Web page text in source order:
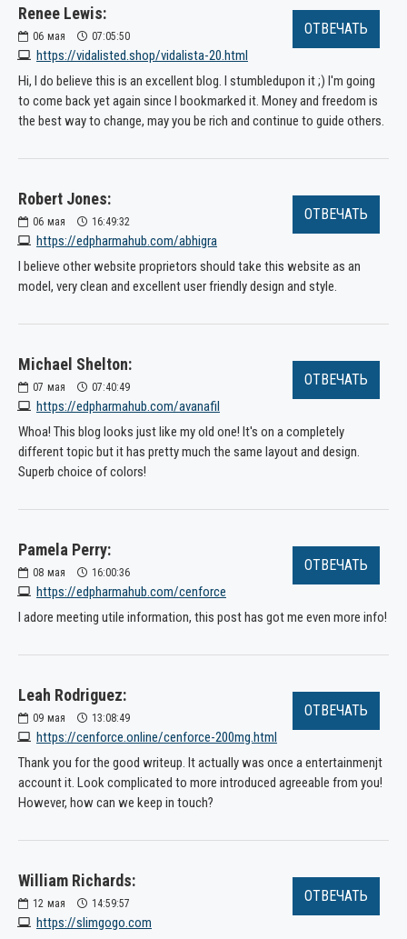
Renee Lewis:
06 мая 07:05:50
https://vidalisted.shop/vidalista-20.html
ОТВЕЧАТЬ
Hi, I do believe this is an excellent blog. I stumbledupon it ;) I'm going
to come back yet again since I bookmarked it. Money and freedom is
the best way to change, may you be rich and continue to guide others.
Robert Jones:
06 мая 16:49:32
https://edpharmahub.com/abhigra
ОТВЕЧАТЬ
I believe other website proprietors should take this website as an
model, very clean and excellent user friendly design and style.
Michael Shelton:
07 мая 07:40:49
https://edpharmahub.com/avanafil
ОТВЕЧАТЬ
Whoa! This blog looks just like my old one! It's on a completely
different topic but it has pretty much the same layout and design.
Superb choice of colors!
Pamela Perry:
08 мая 16:00:36
https://edpharmahub.com/cenforce
ОТВЕЧАТЬ
I adore meeting utile information, this post has got me even more info!
Leah Rodriguez:
09 мая 13:08:49
https://cenforce.online/cenforce-200mg.html
ОТВЕЧАТЬ
Thank you for the good writeup. It actually was once a entertainmenjt
account it. Look complicated to more introduced agreeable from you!
However, how can we keep in touch?
William Richards:
12 мая 14:59:57
https://slimgogo.com
ОТВЕЧАТЬ